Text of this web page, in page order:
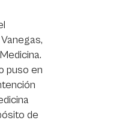
puso en
de